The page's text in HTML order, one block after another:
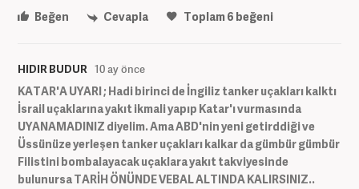
Beğen
Cevapla Toplam6 beğeni
HIDIR BUDUR 10 ay önce
KATAR'A UYARI ; Hadi birinci de İngiliz tanker uçakları kalktı
İsrail uçaklarına yakıt ikmali yapıp Katar'ı vurmasında
UYANAMADINIZ diyelim. Ama ABD'nin yeni getirddiği ve
Üssünüze yerleşen tanker uçakları kalkar da gümbür gümbür
Filistini bombalayacak uçaklara yakıt takviyesinde
bulunursa TARİH ÖNÜNDE VEBAL ALTINDA KALIRSINIZ..